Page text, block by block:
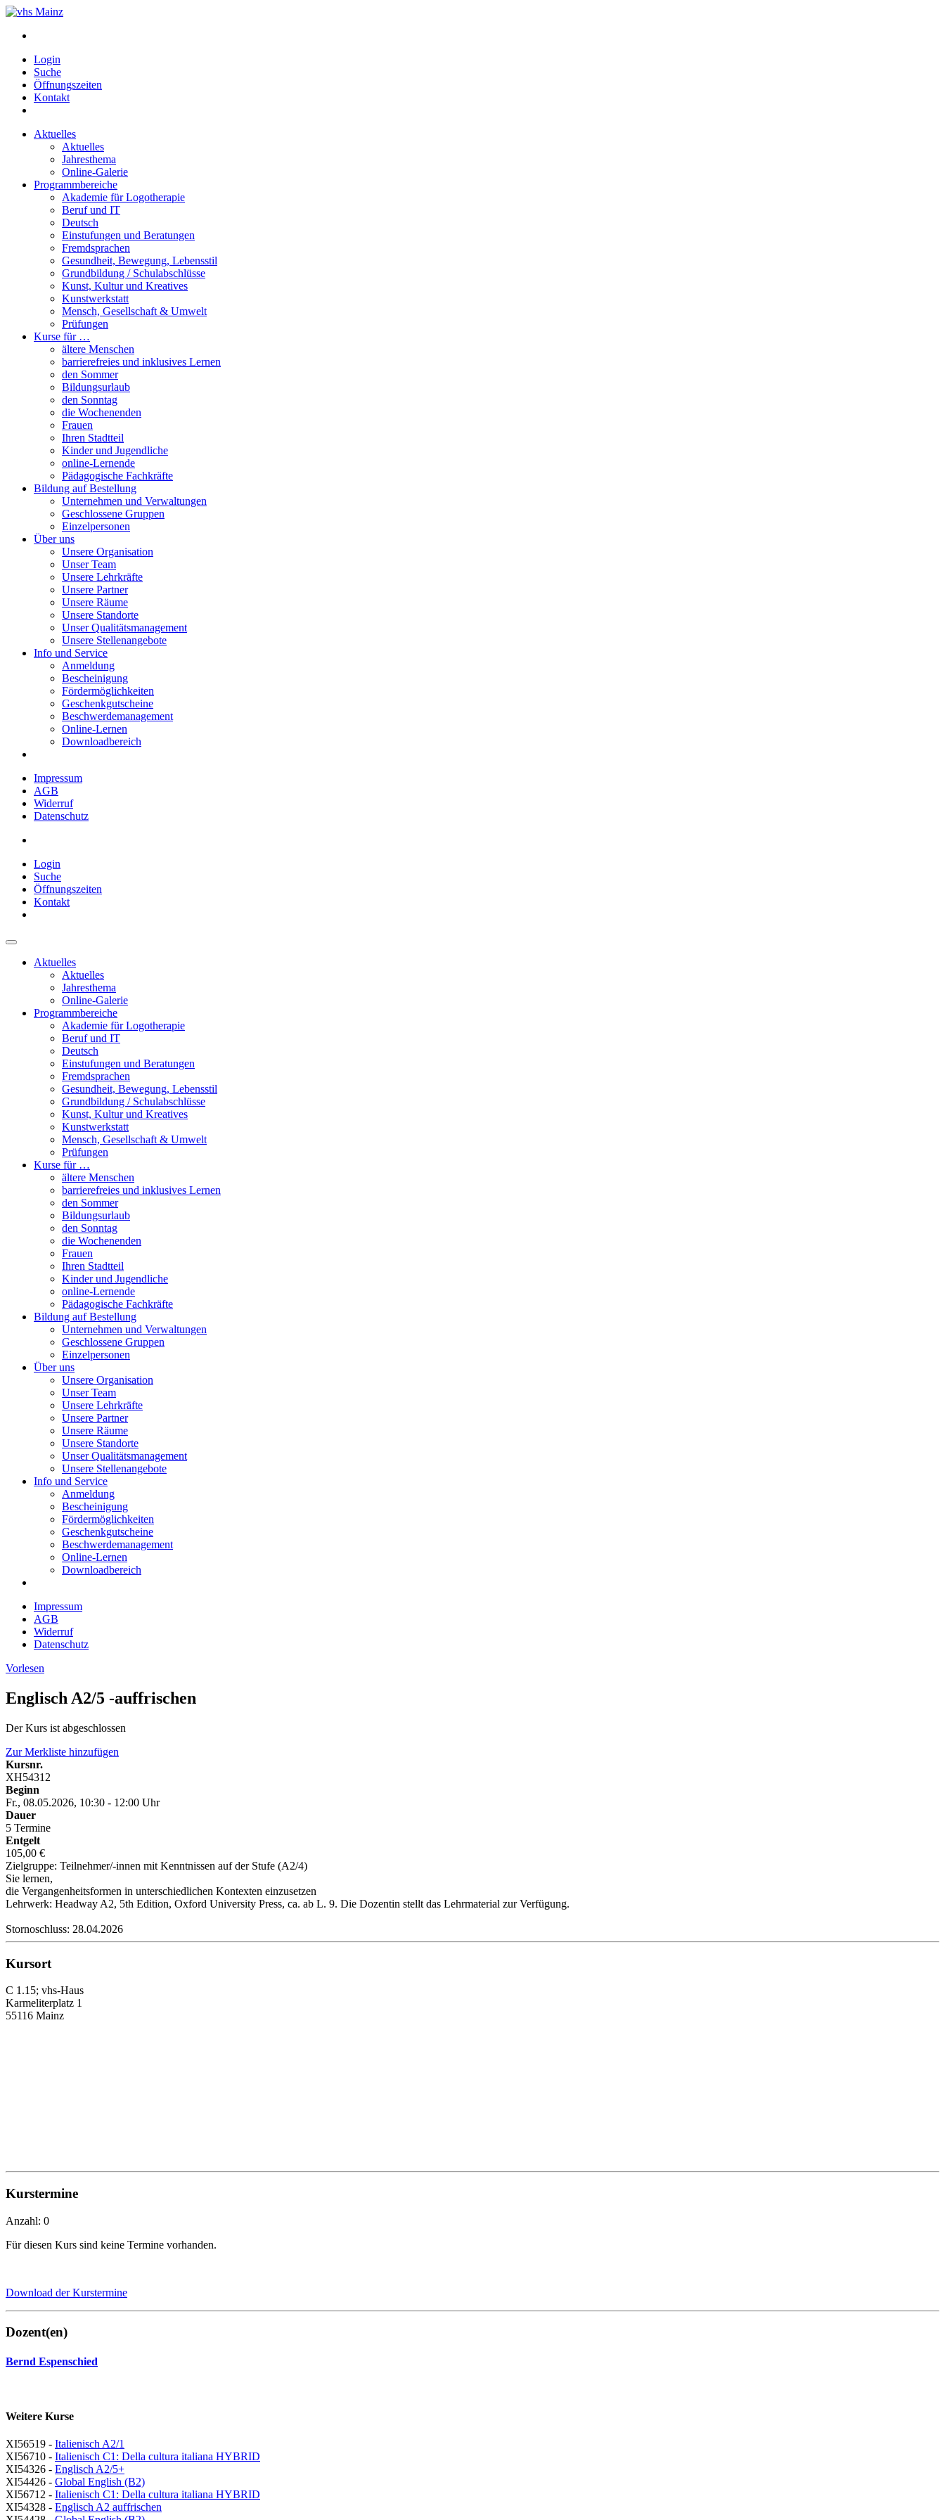
Login
Suche
Öffnungszeiten
Kontakt
Aktuelles
Aktuelles
Jahresthema
Online-Galerie
Programmbereiche
Akademie für Logotherapie
Beruf und IT
Deutsch
Einstufungen und Beratungen
Fremdsprachen
Gesundheit, Bewegung, Lebensstil
Grundbildung / Schulabschlüsse
Kunst, Kultur und Kreatives
Kunstwerkstatt
Mensch, Gesellschaft & Umwelt
Prüfungen
Kurse für …
ältere Menschen
barrierefreies und inklusives Lernen
den Sommer
Bildungsurlaub
den Sonntag
die Wochenenden
Frauen
Ihren Stadtteil
Kinder und Jugendliche
online-Lernende
Pädagogische Fachkräfte
Bildung auf Bestellung
Unternehmen und Verwaltungen
Geschlossene Gruppen
Einzelpersonen
Über uns
Unsere Organisation
Unser Team
Unsere Lehrkräfte
Unsere Partner
Unsere Räume
Unsere Standorte
Unser Qualitätsmanagement
Unsere Stellenangebote
Info und Service
Anmeldung
Bescheinigung
Fördermöglichkeiten
Geschenkgutscheine
Beschwerdemanagement
Online-Lernen
Downloadbereich
Impressum
AGB
Widerruf
Datenschutz
Login
Suche
Öffnungszeiten
Kontakt
Aktuelles
Aktuelles
Jahresthema
Online-Galerie
Programmbereiche
Akademie für Logotherapie
Beruf und IT
Deutsch
Einstufungen und Beratungen
Fremdsprachen
Gesundheit, Bewegung, Lebensstil
Grundbildung / Schulabschlüsse
Kunst, Kultur und Kreatives
Kunstwerkstatt
Mensch, Gesellschaft & Umwelt
Prüfungen
Kurse für …
ältere Menschen
barrierefreies und inklusives Lernen
den Sommer
Bildungsurlaub
den Sonntag
die Wochenenden
Frauen
Ihren Stadtteil
Kinder und Jugendliche
online-Lernende
Pädagogische Fachkräfte
Bildung auf Bestellung
Unternehmen und Verwaltungen
Geschlossene Gruppen
Einzelpersonen
Über uns
Unsere Organisation
Unser Team
Unsere Lehrkräfte
Unsere Partner
Unsere Räume
Unsere Standorte
Unser Qualitätsmanagement
Unsere Stellenangebote
Info und Service
Anmeldung
Bescheinigung
Fördermöglichkeiten
Geschenkgutscheine
Beschwerdemanagement
Online-Lernen
Downloadbereich
Impressum
AGB
Widerruf
Datenschutz
Vorlesen
Englisch A2/5 -auffrischen
Der Kurs ist abgeschlossen
Zur Merkliste hinzufügen
Kursnr.
XH54312
Beginn
Fr., 08.05.2026, 10:30 - 12:00 Uhr
Dauer
5 Termine
Entgelt
105,00 €
Zielgruppe: Teilnehmer/-innen mit Kenntnissen auf der Stufe (A2/4)
Sie lernen,
die Vergangenheitsformen in unterschiedlichen Kontexten einzusetzen
Lehrwerk: Headway A2, 5th Edition, Oxford University Press, ca. ab L. 9. Die Dozentin stellt das Lehrmaterial zur Verfügung.
Stornoschluss: 28.04.2026
Kursort
C 1.15; vhs-Haus
Karmeliterplatz 1
55116 Mainz
Kurstermine
Anzahl: 0
Für diesen Kurs sind keine Termine vorhanden.
Download der Kurstermine
Dozent(en)
Bernd Espenschied
Weitere Kurse
XI56519 - Italienisch A2/1
XI56710 - Italienisch C1: Della cultura italiana HYBRID
XI54326 - Englisch A2/5+
XI54426 - Global English (B2)
XI56712 - Italienisch C1: Della cultura italiana HYBRID
XI54328 - Englisch A2 auffrischen